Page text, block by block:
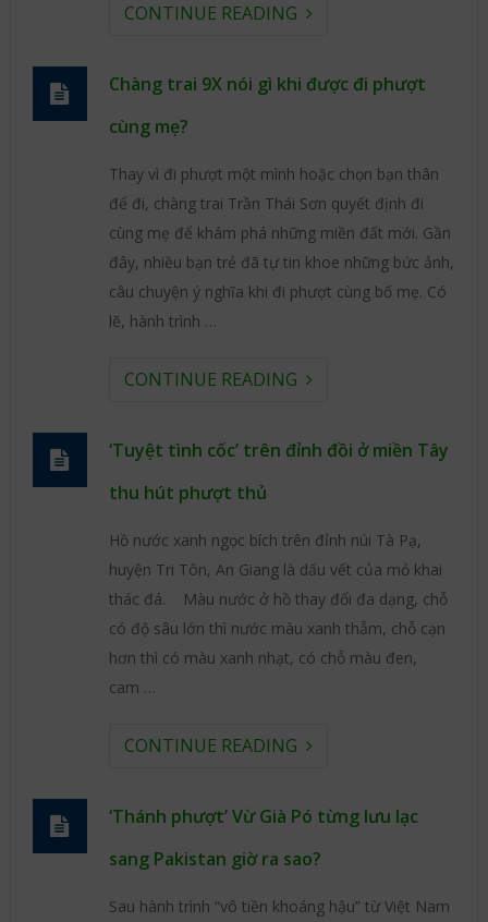
CONTINUE READING
Chàng trai 9X nói gì khi được đi phượt
cùng mẹ?
Thay vì đi phượt một mình hoặc chọn bạn thân
để đi, chàng trai Trần Thái Sơn quyết định đi
cùng mẹ để khám phá những miền đất mới. Gần
đây, nhiều bạn trẻ đã tự tin khoe những bức ảnh,
câu chuyện ý nghĩa khi đi phượt cùng bố mẹ. Có
lẽ, hành trình …
CONTINUE READING
‘Tuyệt tình cốc’ trên đỉnh đồi ở miền Tây
thu hút phượt thủ
Hồ nước xanh ngọc bích trên đỉnh núi Tà Pạ,
huyện Tri Tôn, An Giang là dấu vết của mỏ khai
thác đá. Màu nước ở hồ thay đổi đa dạng, chỗ
có độ sâu lớn thì nước màu xanh thẫm, chỗ cạn
hơn thì có màu xanh nhạt, có chỗ màu đen,
cam …
CONTINUE READING
‘Thánh phượt’ Vừ Già Pó từng lưu lạc
sang Pakistan giờ ra sao?
Sau hành trình “vô tiền khoáng hậu” từ Việt Nam